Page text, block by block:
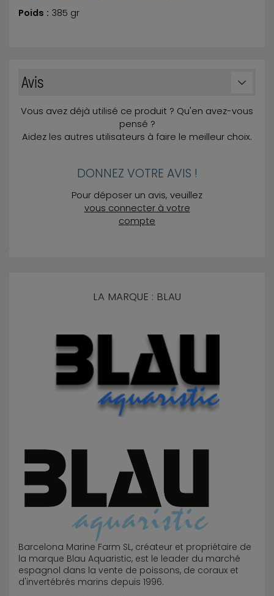
Poids : 385 gr
Avis
Vous avez déjà utilisé ce produit ? Qu'en avez-vous
pensé ?
Aidez les autres utilisateurs à faire le meilleur choix.
DONNEZ VOTRE AVIS !
Pour déposer un avis, veuillez
vous connecter à votre
compte
LA MARQUE : BLAU
Barcelona Marine Farm SL, créateur et propriétaire de
la marque Blau Aquaristic, est le leader du marché
espagnol dans la vente de poissons, de coraux et
d'invertébrés marins depuis 1996.